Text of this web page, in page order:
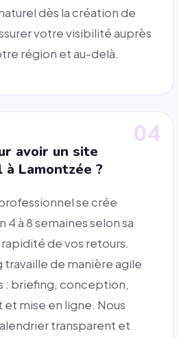
dès la création de
votre visibilité auprès
région et au-delà.
04
avoir un site
Lamontzée ?
se crée
à 8 semaines selon sa
de vos retours.
de manière agile
: briefing, conception,
mise en ligne. Nous
transparent et